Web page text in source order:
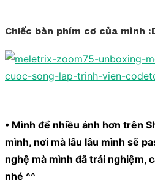
Chiếc bàn phím cơ của mình
• Mình để nhiều ảnh hơn trên
mình, nơi mà lâu lâu mình sẽ
nghệ mà mình đã trải nghiệm,
nhé ^^